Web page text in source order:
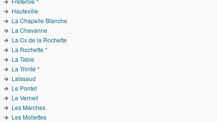
Hauteville
La Chapelle Blanche
La Chavanne
La Cx de la Rochette
La Rochette *
La Table
La Trinité *
Laissaud
Le Pontet
Le Verneil
Les Marches
Les Mollettes